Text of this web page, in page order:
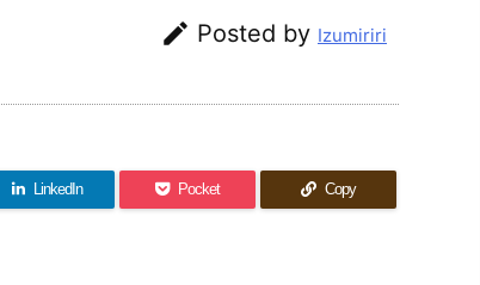
 Posted by Izumiriri
LinkedIn Pocket Copy